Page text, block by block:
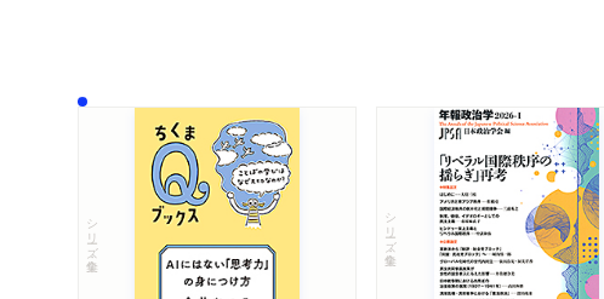
シリーズ・全集 シリーズ・全集